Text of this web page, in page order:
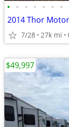
• • • • • • •
2014 Thor
7/28 27k mi
$49,997